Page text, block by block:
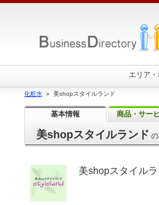
美shopスタイルランド
美shopスタイルラ
エリア
化粧水 » 美shopスタイルランド
基本情報 商品・サー